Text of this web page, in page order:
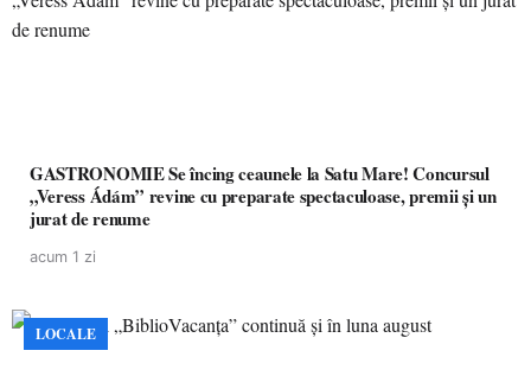
GASTRONOMIE Se încing ceaunele la Satu Mare! Concursul
„Veress Ádám” revine cu preparate spectaculoase, premii și un
jurat de renume
acum 1 zi
LOCALE